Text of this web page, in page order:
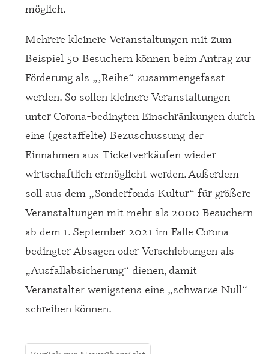
möglich.
Mehrere kleinere Veranstaltungen mit zum
Beispiel 50 Besuchern können beim Antrag zur
Förderung als „‚Reihe“ zusammengefasst
werden. So sollen kleinere Veranstaltungen
unter Corona-bedingten Einschränkungen durch
eine (gestaffelte) Bezuschussung der
Einnahmen aus Ticketverkäufen wieder
wirtschaftlich ermöglicht werden. Außerdem
soll aus dem „Sonderfonds Kultur“ für größere
Veranstaltungen mit mehr als 2000 Besuchern
ab dem 1. September 2021 im Falle Corona-
bedingter Absagen oder Verschiebungen als
„Ausfallabsicherung“ dienen, damit
Veranstalter wenigstens eine „schwarze Null“
schreiben können.